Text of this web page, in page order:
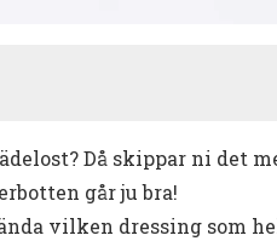
Då skippar ni det
går ju bra!
vilken dressing som